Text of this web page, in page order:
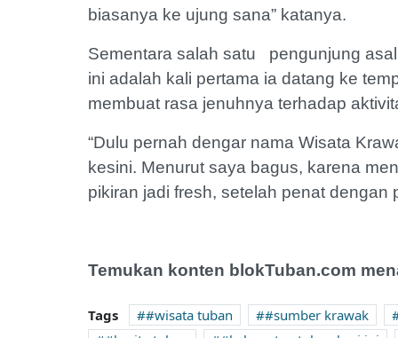
biasanya ke ujung sana” katanya.
Sementara salah satu pengunjung
ini adalah kali pertama ia datang ke
membuat rasa jenuhnya terhadap
“Dulu pernah dengar nama Wisata
kesini. Menurut saya bagus, karena
pikiran jadi fresh, setelah penat dengan
Temukan konten blokTuban.com
Tags #wisata tuban #sumber krawak